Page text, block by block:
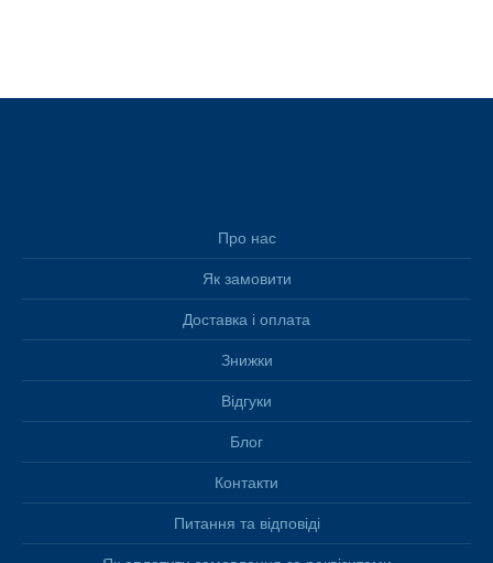
Про нас
Як замовити
Доставка і оплата
Знижки
Відгуки
Блог
Контакти
Питання та відповіді